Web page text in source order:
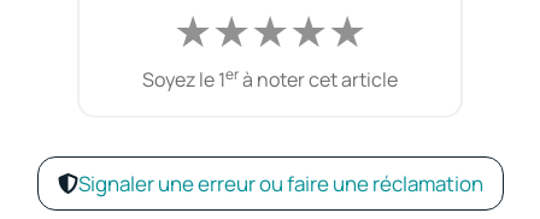
★★★★★
Soyez le 1erà noter cet article
Signaler une erreur ou faire une réclamation